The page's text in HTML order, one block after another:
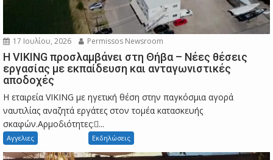
17 Ιουλίου, 2026 Permissos Newsroom
Η VIKING προσλαμβάνει στη Θήβα – Νέες θέσεις
εργασίας με εκπαίδευση και ανταγωνιστικές
αποδοχές
Η εταιρεία VIKING με ηγετική θέση στην παγκόσμια αγορά
ναυτιλίας αναζητά εργάτες στον τομέα κατασκευής
σκαφών.Αρμοδιότητες:...
Αγγελιες Εκδηλώσεις